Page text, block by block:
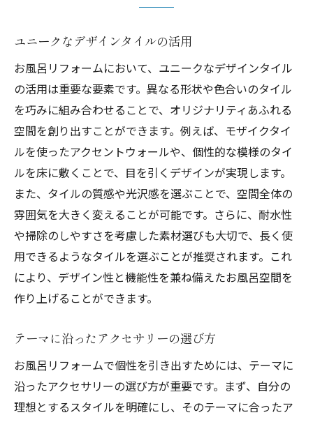
ユニークなデザインタイルの活用
お風呂リフォームにおいて、ユニークなデザインタイル
の活用は重要な要素です。異なる形状や色合いのタイル
を巧みに組み合わせることで、オリジナリティあふれる
空間を創り出すことができます。例えば、モザイクタイ
ルを使ったアクセントウォールや、個性的な模様のタイ
ルを床に敷くことで、目を引くデザインが実現します。
また、タイルの質感や光沢感を選ぶことで、空間全体の
雰囲気を大きく変えることが可能です。さらに、耐水性
や掃除のしやすさを考慮した素材選びも大切で、長く使
用できるようなタイルを選ぶことが推奨されます。これ
により、デザイン性と機能性を兼ね備えたお風呂空間を
作り上げることができます。
テーマに沿ったアクセサリーの選び方
お風呂リフォームで個性を引き出すためには、テーマに
沿ったアクセサリーの選び方が重要です。まず、自分の
理想とするスタイルを明確にし、そのテーマに合ったア